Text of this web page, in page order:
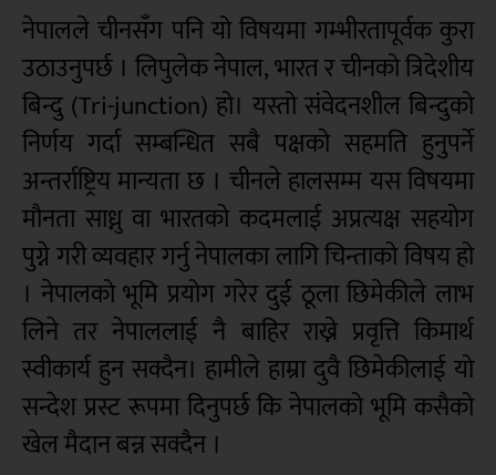
नेपालले चीनसँग पनि यो विषयमा गम्भीरतापूर्वक कुरा
उठाउनुपर्छ । लिपुलेक नेपाल, भारत र चीनको त्रिदेशीय
बिन्दु (Tri-junction) हो। यस्तो संवेदनशील बिन्दुको
निर्णय गर्दा सम्बन्धित सबै पक्षको सहमति हुनुपर्ने
अन्तर्राष्ट्रिय मान्यता छ । चीनले हालसम्म यस विषयमा
मौनता साध्नु वा भारतको कदमलाई अप्रत्यक्ष सहयोग
पुग्ने गरी व्यवहार गर्नु नेपालका लागि चिन्ताको विषय हो
। नेपालको भूमि प्रयोग गरेर दुई ठूला छिमेकीले लाभ
लिने तर नेपाललाई नै बाहिर राख्ने प्रवृत्ति किमार्थ
स्वीकार्य हुन सक्दैन। हामीले हाम्रा दुवै छिमेकीलाई यो
सन्देश प्रस्ट रूपमा दिनुपर्छ कि नेपालको भूमि कसैको
खेल मैदान बन्न सक्दैन ।